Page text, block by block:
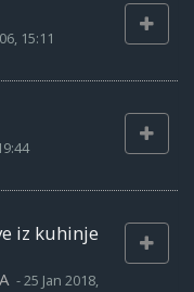
15:11
iz kuhinje
-25 Jan 2018,